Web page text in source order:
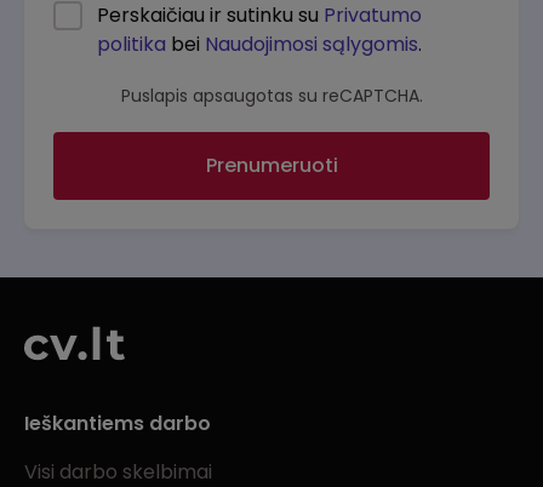
Perskaičiau ir sutinku su Privatumo
politika bei Naudojimosi sąlygomis.
Puslapis apsaugotas su reCAPTCHA.
Prenumeruoti
Ieškantiems darbo
Visi darbo skelbimai